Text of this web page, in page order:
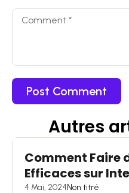
Autres
Comment Faire
Efficaces sur
4 Mai, 2024Non titré